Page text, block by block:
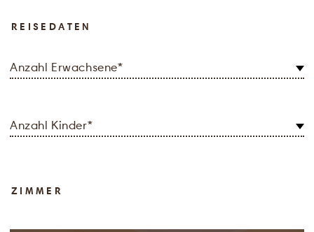
REISEDATEN
Anzahl Erwachsene*
Anzahl Kinder*
ZIMMER